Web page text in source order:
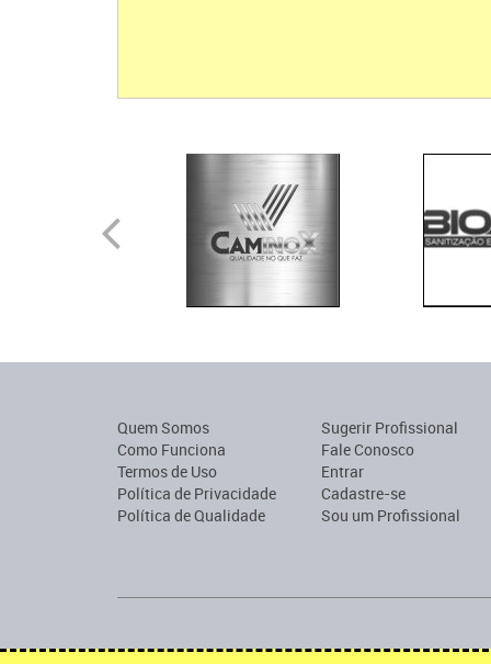
Quem Somos
Como Funciona
Termos de Uso
Política de Privacidade
Política de Qualidade
Sugerir Profissional
Fale Conosco
Entrar
Cadastre-se
Sou um Profissional
Encontre profissionais para construção, reforma, mobília